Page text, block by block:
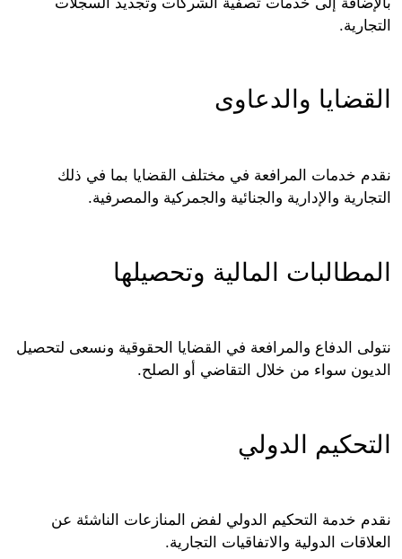
والدعاوى
خدمات المرافعة في مختلف القضايا بما في ذلك
والإدارية والجنائية والجمركية والمصرفية.
المالية وتحصيلها
الدفاع والمرافعة في القضايا الحقوقية ونسعى لتحصيل
سواء من خلال التقاضي أو الصلح.
الدولي
خدمة التحكيم الدولي لفض المنازعات الناشئة عن
الدولية والاتفاقيات التجارية.